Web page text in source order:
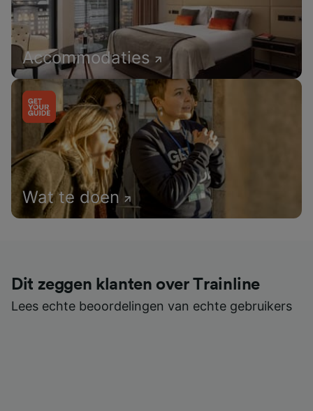
Accommodaties
Wat te doen
Dit zeggen klanten over Trainline
Lees echte beoordelingen van echte gebruikers